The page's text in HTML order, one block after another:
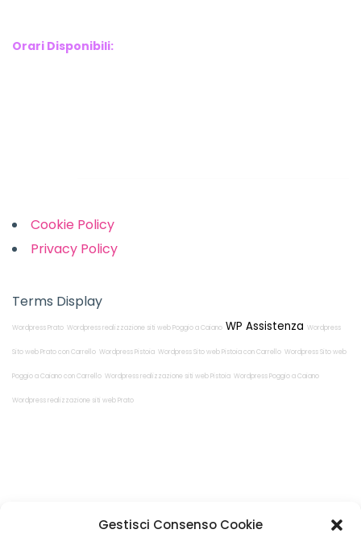
Gestisci Consenso Cookie
Orari Disponibili:
Cookie Policy
Privacy Policy
Terms Display
Wordpress Prato Wordpress realizzazione siti web Poggio a Caiano WP Assistenza Wordpress
Sito web Prato con Carrello Wordpress Pistoia Wordpress Sito web Pistoia con Carrello Wordpress Sito web
Poggio a Caiano con Carrello Wordpress realizzazione siti web Pistoia Wordpress Poggio a Caiano
Wordpress realizzazione siti web Prato
Restiamo in